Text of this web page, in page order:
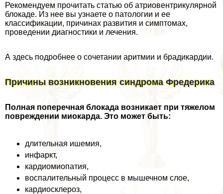
Рекомендуем прочитать статью об атриовентрикулярной
блокаде. Из нее вы узнаете о патологии и ее
классификации, причинах развития и симптомах,
проведении диагностики и лечения.
А здесь подробнее о сочетании аритмии и брадикардии.
Причины возникновения синдрома Фредерика
Полная поперечная блокада возникает при тяжелом
повреждении миокарда. Это может быть:
длительная ишемия,
инфаркт,
кардиомиопатия,
воспалительный процесс в мышечном слое,
кардиосклероз,